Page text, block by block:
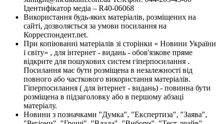
Ідентифікатор медіа – R40-06068
Використання будь-яких матеріалів, розміщених на
сайті, дозволяється за умови посилання на
Корреспондент.net.
При копіюванні матеріалів зі сторінки « Новини України
і світу» , для інтернет - видань - обов'язкове пряме
відкрите для пошукових систем гіперпосилання .
Посилання має бути розміщена в незалежності від
повного або часткового використання матеріалів.
Гіперпосилання ( для інтернет - видань) - повинна бути
розміщена в підзаголовку або в першому абзаці
матеріалу.
Новини з позначками "Думка", "Експертиза", "Заява",